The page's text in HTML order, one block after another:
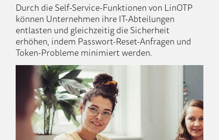
Durch die Self-Service-Funktionen von LinOTP
können Unternehmen ihre IT-Abteilungen
entlasten und gleichzeitig die Sicherheit
erhöhen, indem Passwort-Reset-Anfragen und
Token-Probleme minimiert werden.